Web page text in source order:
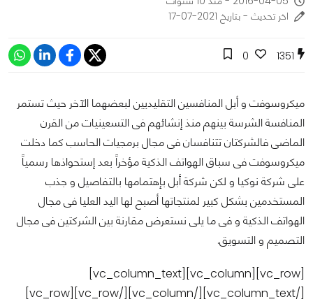
اخر تحديث - بتاريخ 2021-07-17
1351
0
ميكروسوفت و أبل المنافسين التقليديين لبعضهما الآخر حيث تستمر
المنافسة الشرسة بينهم منذ إنشائهم فى التسعينيات من القرن
الماضى فالشركتان تتنافسان فى مجال برمجيات الحاسب كما دخلت
ميكروسوفت فى سباق الهواتف الذكية مؤخراً بعد إستحواذها رسمياً
على شركة نوكيا و لكن شركة أبل بإهتمامها بالتفاصيل و جذب
المستخدمين بشكل كبير لمنتجاتها أصبح لها اليد العليا فى مجال
الهواتف الذكية و فى ما يلى نستعرض مقارنة بين الشركتين فى مجال
التصميم و التسويق.